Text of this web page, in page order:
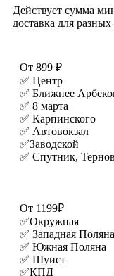
Действует сумма
доставка для
От 899 ₽
✅ Центр
✅ Ближнее
✅ 8 марта
✅ Карпинского
✅ Автовокзал
✅Заводской
✅ Спутник,
От 1199₽
✅Окружная
✅ Западная Поляна
✅ Южная Поляна
✅ Шуист
✅КПД